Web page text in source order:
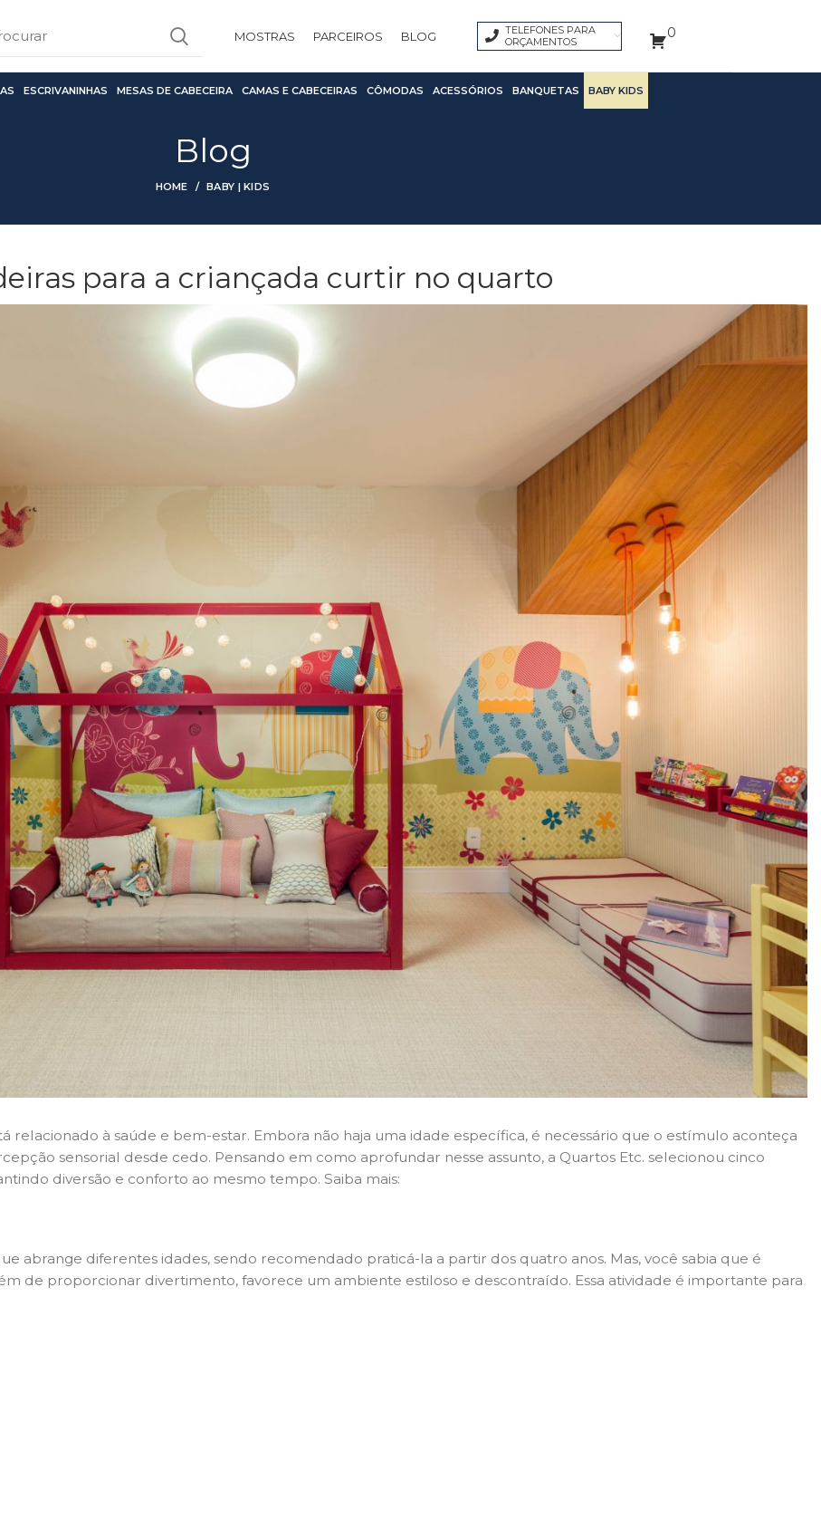
MOSTRAS PARCEIROS BLOG
TELEFONES PARA
ORÇAMENTOS
0
ESCRIVANINHAS MESAS DE CABECEIRA CAMAS E CABECEIRAS CÔMODAS ACESSÓRIOS BANQUETAS BABY KIDS
Blog
HOME BABY | KIDS
para a criançada curtir no quarto
relacionado à saúde e bem-estar. Embora não haja uma idade específica, é necessário que o estímulo aconteça
sensorial desde cedo. Pensando em como aprofundar nesse assunto, a Quartos Etc. selecionou cinco
diversão e conforto ao mesmo tempo. Saiba mais:
abrange diferentes idades, sendo recomendado praticá-la a partir dos quatro anos. Mas, você sabia que é
de proporcionar divertimento, favorece um ambiente estiloso e descontraído. Essa atividade é importante para